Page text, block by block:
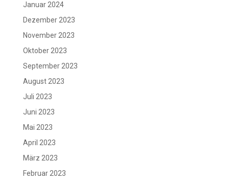
Januar 2024
Dezember 2023
November 2023
Oktober 2023
September 2023
August 2023
Juli 2023
Juni 2023
Mai 2023
April 2023
März 2023
Februar 2023